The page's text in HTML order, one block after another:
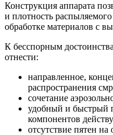
Конструкция аппарата
и плотность
обработке материалов с
К бесспорным
отнести:
направленное,
распространения
сочетание
удобный и быстрый
компонентов
отсутствие пятен